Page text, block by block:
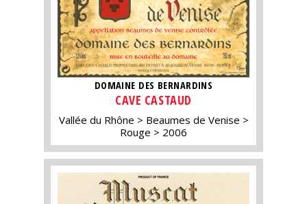
DOMAINE DES BERNARDINS
CAVE CASTAUD
Vallée du Rhône
Beaumes de Venise
Rouge
2006